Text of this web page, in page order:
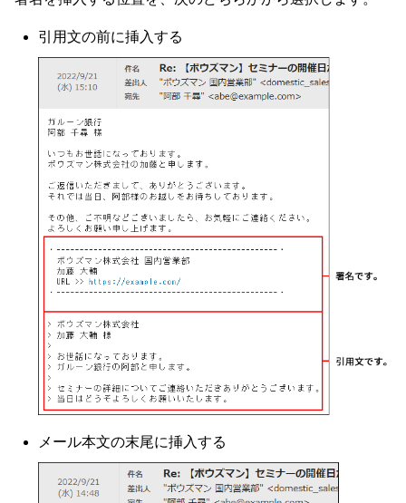
引用文の前に挿入する
メール本文の末尾に挿入する